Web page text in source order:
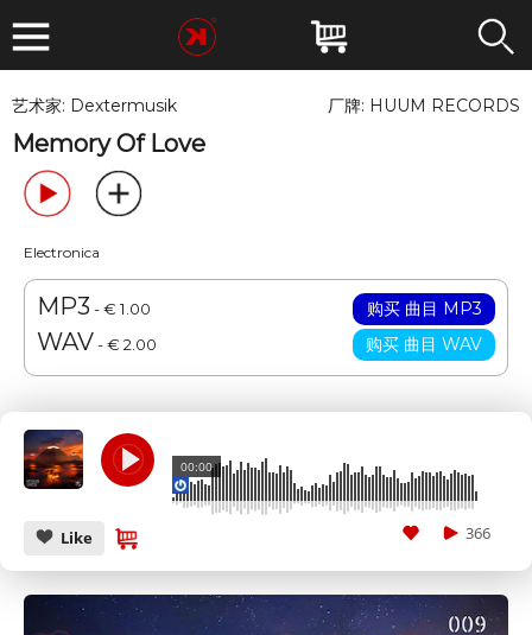
艺术家: Dextermusik 厂牌: HUUM RECORDS
Memory Of Love
Electronica
MP3 - € 1.00
WAV- € 2.00
00:00
Like 366